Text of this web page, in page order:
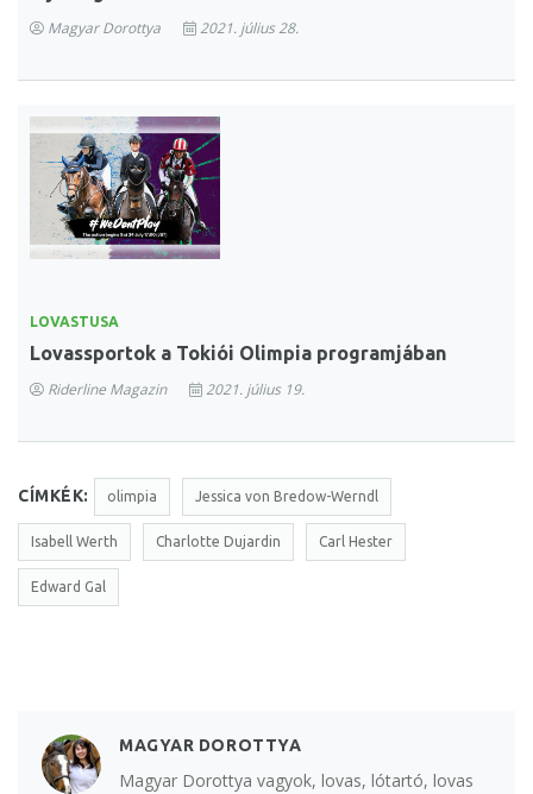
Magyar Dorottya 2021. július 28.
LOVASTUSA
Lovassportok a Tokiói Olimpia programjában
Riderline Magazin 2021. július 19.
CÍMKÉK: olimpia Jessica von Bredow-Werndl
Isabell Werth Charlotte Dujardin Carl Hester
Edward Gal
MAGYAR DOROTTYA
Magyar Dorottya vagyok, lovas, lótartó, lovas